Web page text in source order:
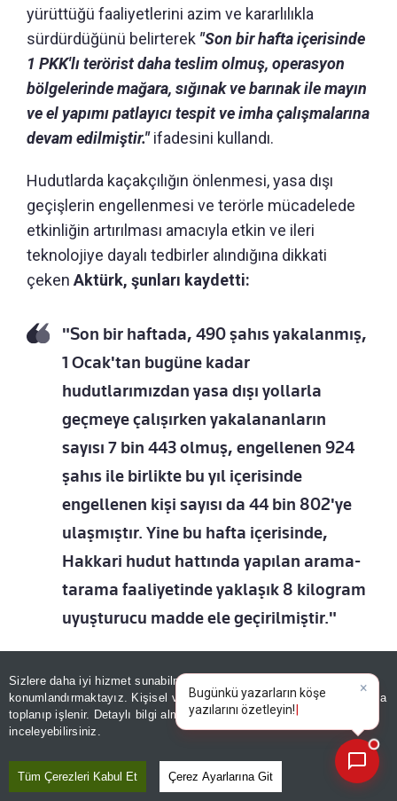
Sizlere daha iyi hizmet sunabilmek adına sitemizde
konumlandırmaktayız. Kişisel verileriniz, KVKK ve GDPR kapsamında
toplanıp işlenir. Detaylı bilgi almak içinAydınlatma Metnimizi
inceleyebilirsiniz.
Tüm Çerezleri Kabul Et Çerez Ayarlarına Git
yürüttüğü faaliyetlerini azim ve kararlılıkla
sürdürdüğünü belirterek "Son bir hafta içerisinde
1 PKK'lı terörist daha teslim olmuş, operasyon
bölgelerinde mağara, sığınak ve barınak ile mayın
ve el yapımı patlayıcı tespit ve imha çalışmalarına
devam edilmiştir."ifadesini kullandı.
Hudutlarda kaçakçılığın önlenmesi, yasa dışı
geçişlerin engellenmesi ve terörle mücadelede
etkinliğin artırılması amacıyla etkin ve ileri
teknolojiye dayalı tedbirler alındığına dikkati
çeken Aktürk, şunları kaydetti:
"Son bir haftada, 490 şahıs yakalanmış,
1 Ocak'tan bugüne kadar
hudutlarımızdan yasa dışı yollarla
geçmeye çalışırken yakalananların
sayısı 7 bin 443 olmuş, engellenen 924
şahıs ile birlikte bu yıl içerisinde
engellenen kişi sayısı da 44 bin 802'ye
ulaşmıştır. Yine bu hafta içerisinde,
Hakkari hudut hattında yapılan arama-
tarama faaliyetinde yaklaşık 8 kilogram
uyuşturucu madde ele geçirilmiştir."
Aktürk, TSK'nın ikili ilişkiler ve NATO başta olmak
üzere uluslararası görevler kapsamında, bölgesel
ve küresel barış ve istikrara katkı sağlamayı
sürdürdüğünü belirterek,"NATO Geliştirilmiş
Hava Polisliği görevi çerçevesinde 1 Ağustos-30
×
Bugünkü yazarların köşe
yazılarını özetleyin!